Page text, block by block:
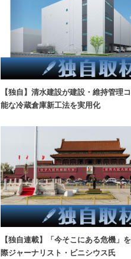
【独自】清水建設が建設・維持管理
能な冷蔵倉庫新工法を実用化
【独自連載】「今そこにある危機」
際ジャーナリスト・ビニシウス氏